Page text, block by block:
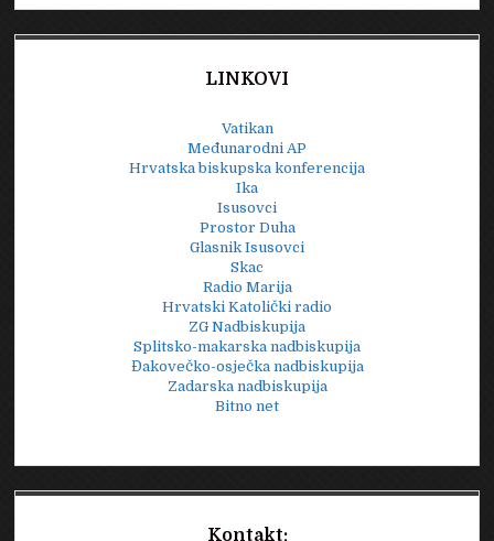
LINKOVI
Vatikan
Međunarodni AP
Hrvatska biskupska konferencija
Ika
Isusovci
Prostor Duha
Glasnik Isusovci
Skac
Radio Marija
Hrvatski Katolički radio
ZG Nadbiskupija
Splitsko-makarska nadbiskupija
Đakovečko-osječka nadbiskupija
Zadarska nadbiskupija
Bitno net
Kontakt: